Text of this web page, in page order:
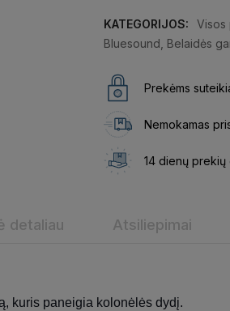
KATEGORIJOS: Visos
Bluesound Belaidės
Prekėms
Nemokamas
14 dienų prekių
detaliau Atsiliepimai
kuris paneigia kolonėlės dydį.